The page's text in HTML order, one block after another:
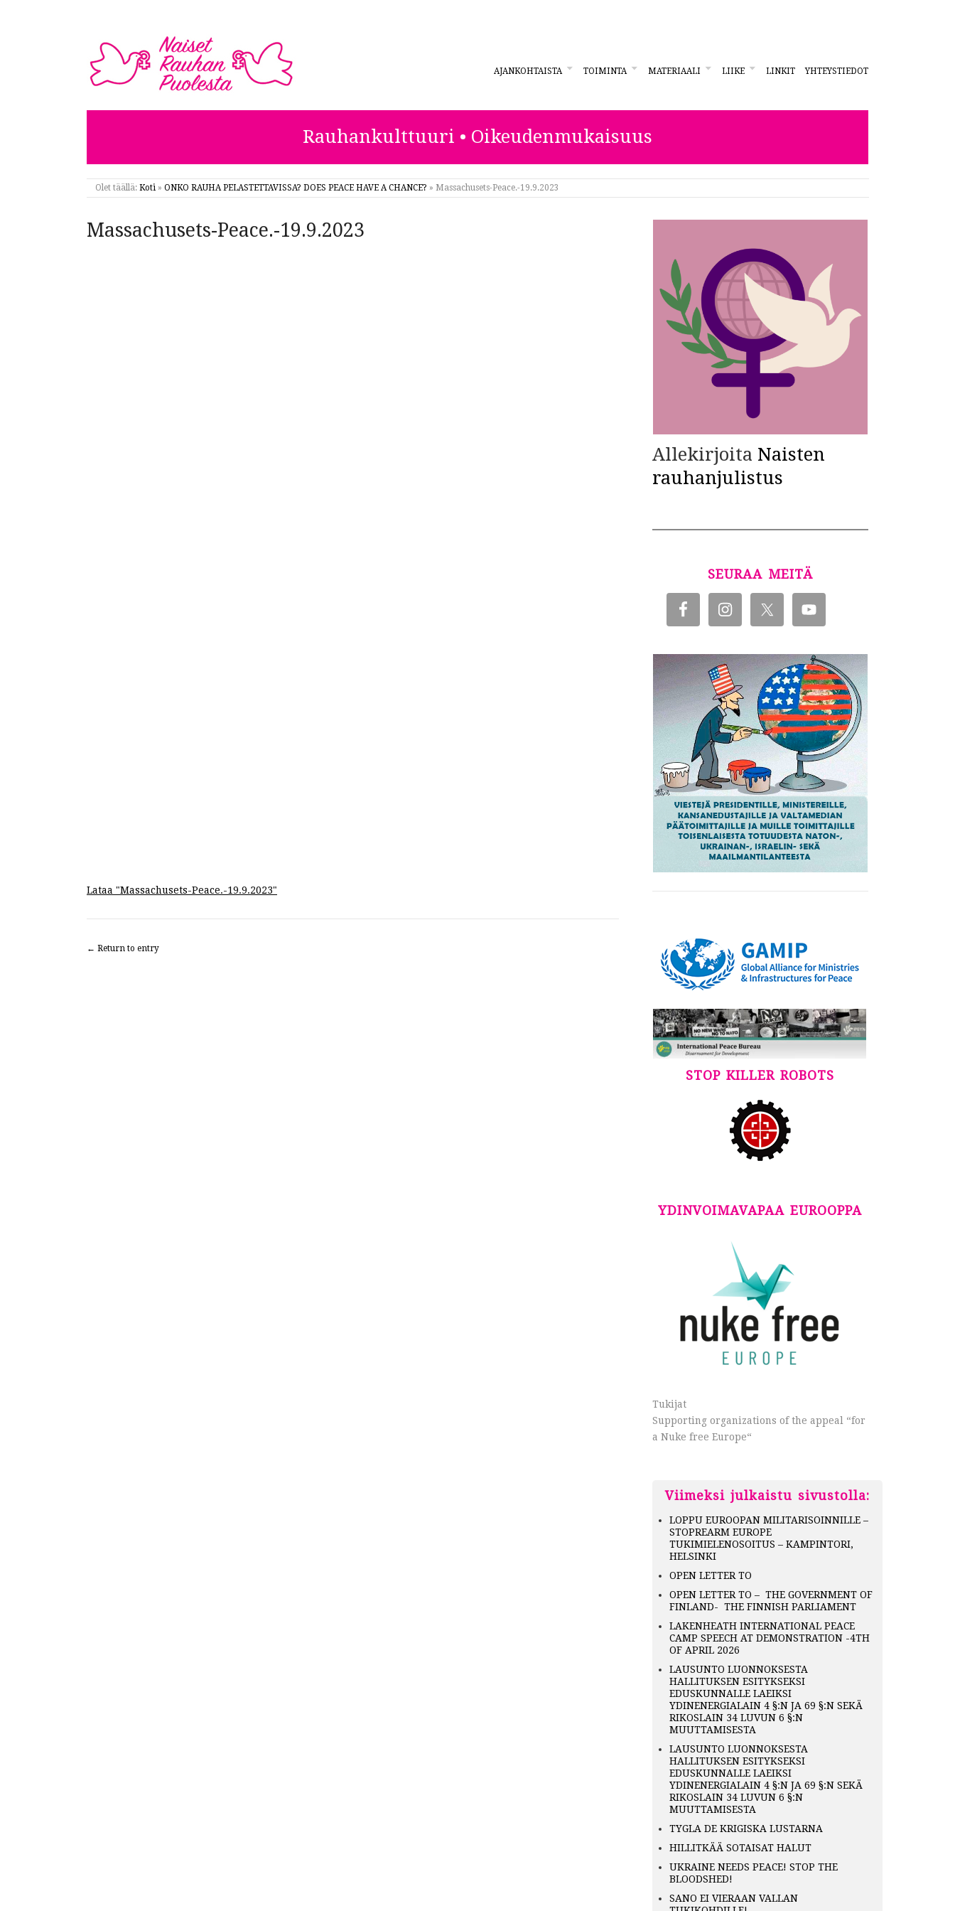
NAISET RAUHAN PUOLESTA
AJANKOHTAISTA TOIMINTA MATERIAALI LIIKE LINKIT YHTEYSTIEDOT
Rauhankulttuuri • Oikeudenmukaisuus
Olet täällä: Koti » ONKO RAUHA PELASTETTAVISSA? DOES PEACE HAVE A CHANCE? » Massachusets-Peace.-19.9.2023
Massachusets-Peace.-19.9.2023
Lataa "Massachusets-Peace.-19.9.2023"
← Return to entry
Allekirjoita Naisten
rauhanjulistus
SEURAA MEITÄ
STOP KILLER ROBOTS
YDINVOIMAVAPAA EUROOPPA
Tukijat
Supporting organizations of the appeal “for
a Nuke free Europe“
Viimeksi julkaistu sivustolla:
LOPPU EUROOPAN MILITARISOINNILLE –
STOPREARM EUROPE
TUKIMIELENOSOITUS – KAMPINTORI,
HELSINKI
OPEN LETTER TO
OPEN LETTER TO – THE GOVERNMENT OF
FINLAND- THE FINNISH PARLIAMENT
LAKENHEATH INTERNATIONAL PEACE
CAMP SPEECH AT DEMONSTRATION -4TH
OF APRIL 2026
LAUSUNTO LUONNOKSESTA
HALLITUKSEN ESITYKSEKSI
EDUSKUNNALLE LAEIKSI
YDINENERGIALAIN 4 §:N JA 69 §:N SEKÄ
RIKOSLAIN 34 LUVUN 6 §:N
MUUTTAMISESTA
LAUSUNTO LUONNOKSESTA
HALLITUKSEN ESITYKSEKSI
EDUSKUNNALLE LAEIKSI
YDINENERGIALAIN 4 §:N JA 69 §:N SEKÄ
RIKOSLAIN 34 LUVUN 6 §:N
MUUTTAMISESTA
TYGLA DE KRIGISKA LUSTARNA
HILLITKÄÄ SOTAISAT HALUT
UKRAINE NEEDS PEACE! STOP THE
BLOODSHED!
SANO EI VIERAAN VALLAN